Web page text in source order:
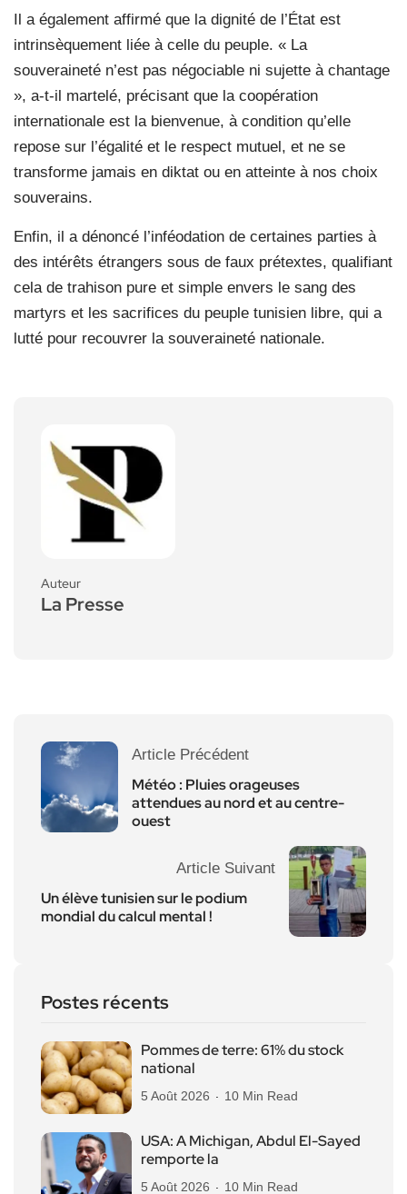
Il a également affirmé que la dignité de l’État est
intrinsèquement liée à celle du peuple. « La
souveraineté n’est pas négociable ni sujette à chantage
», a-t-il martelé, précisant que la coopération
internationale est la bienvenue, à condition qu’elle
repose sur l’égalité et le respect mutuel, et ne se
transforme jamais en diktat ou en atteinte à nos choix
souverains.
Enfin, il a dénoncé l’inféodation de certaines parties à
des intérêts étrangers sous de faux prétextes, qualifiant
cela de trahison pure et simple envers le sang des
martyrs et les sacrifices du peuple tunisien libre, qui a
lutté pour recouvrer la souveraineté nationale.
Auteur
La Presse
Article Précédent
Météo : Pluies orageuses
attendues au nord et au centre-
ouest
Article Suivant
Un élève tunisien sur le podium
mondial du calcul mental !
Postes récents
Pommes de terre: 61% du stock
national
5 Août 2026 10 Min Read
USA: A Michigan, Abdul El-Sayed
remporte la
5 Août 2026 10 Min Read